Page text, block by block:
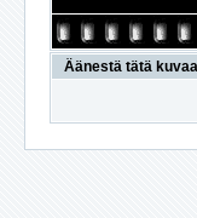
Äänestä tätä kuvaa